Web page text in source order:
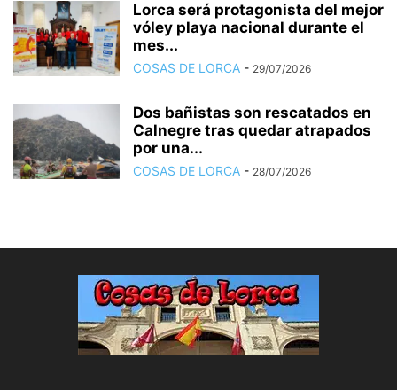
Lorca será protagonista del mejor
vóley playa nacional durante el
mes...
COSAS DE LORCA - 29/07/2026
Dos bañistas son rescatados en
Calnegre tras quedar atrapados
por una...
COSAS DE LORCA - 28/07/2026